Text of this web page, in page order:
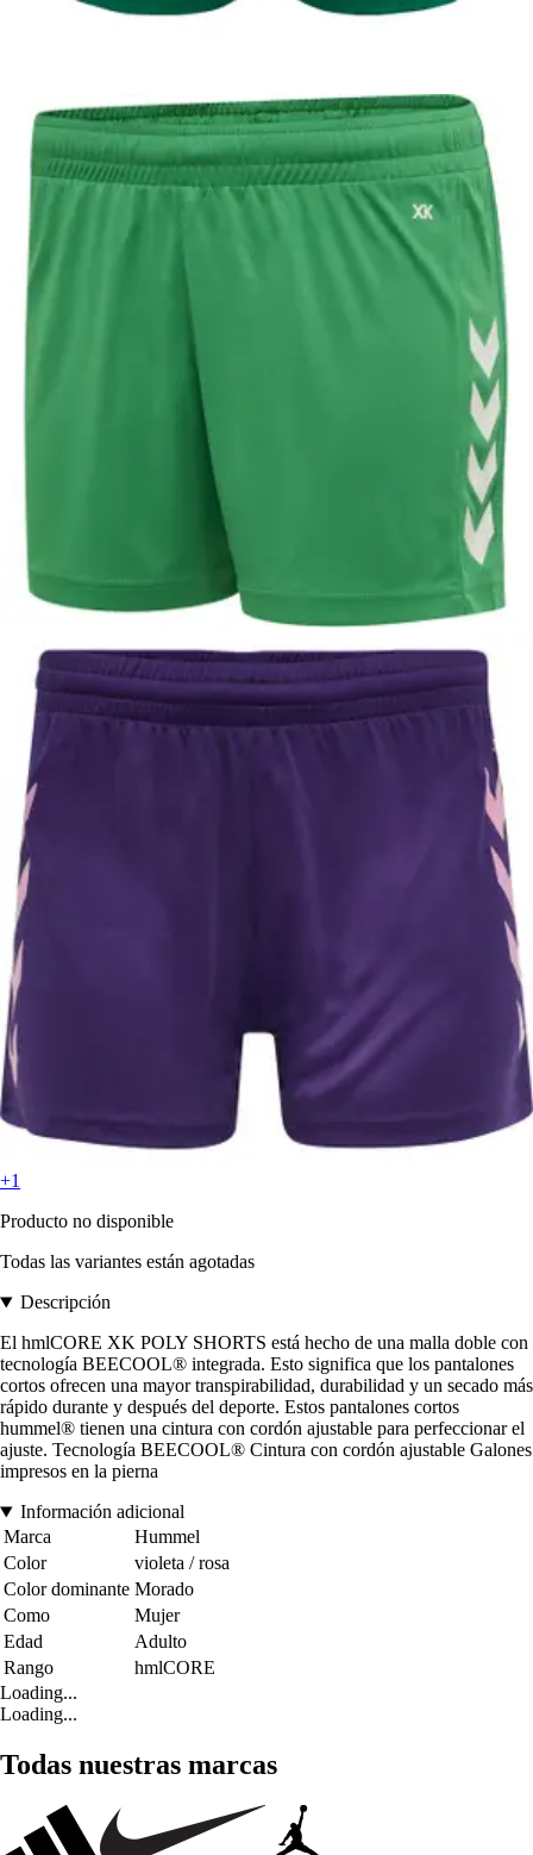
+1
Producto no disponible
Todas las variantes están agotadas
Descripción
El hmlCORE XK POLY SHORTS está hecho de una malla doble con
tecnología BEECOOL® integrada. Esto significa que los pantalones
cortos ofrecen una mayor transpirabilidad, durabilidad y un secado más
rápido durante y después del deporte. Estos pantalones cortos
hummel® tienen una cintura con cordón ajustable para perfeccionar el
ajuste. Tecnología BEECOOL® Cintura con cordón ajustable Galones
impresos en la pierna
Información adicional
Marca
Hummel
Color
violeta / rosa
Color dominante Morado
Como
Mujer
Edad
Adulto
Rango
hmlCORE
Loading...
Loading...
Todas nuestras marcas